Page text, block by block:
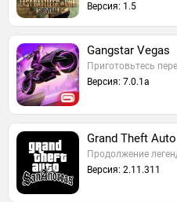
Версия: 1.5
Gangstar Vegas
Приготовьтесь
Версия: 7.0.1a
Grand Theft
Продолжение
Версия: 2.11.311